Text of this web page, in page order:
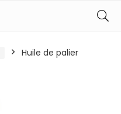
Huile de palier